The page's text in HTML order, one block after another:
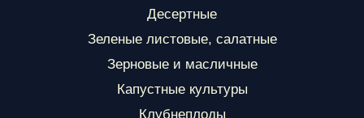
Десертные
Зеленые листовые, салатные
Зерновые и масличные
Капустные культуры
Клубнеплоды